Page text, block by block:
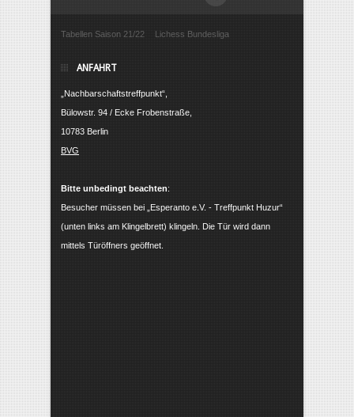
Tabellen Saison 21/22 Lichess Bundesliga
ANFAHRT
„Nachbarschaftstreffpunkt“,
Bülowstr. 94 / Ecke Frobenstraße,
10783 Berlin
BVG
Bitte unbedingt beachten:
Besucher müssen bei „Esperanto e.V. - Treffpunkt Huzur“
(unten links am Klingelbrett) klingeln. Die Tür wird dann
mittels Türöffners geöffnet.